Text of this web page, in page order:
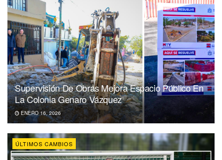
Supervisión De Obras Mejora Espacio Público En
La Colonia Genaro Vázquez
ENERO 16, 2026
ÚLTIMOS CAMBIOS